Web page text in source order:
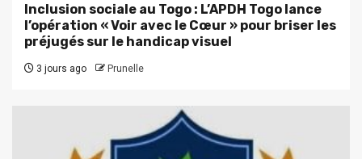
Inclusion sociale au Togo : L’APDH Togo lance
l’opération « Voir avec le Cœur » pour briser les
préjugés sur le handicap visuel
3 jours ago Prunelle